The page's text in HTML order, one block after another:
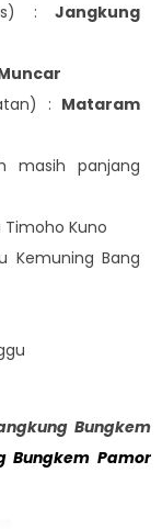
: Jangkung
: Mataram
masih panjang
Kuno
Kemuning Bang
Bungkem
Bungkem Pamor